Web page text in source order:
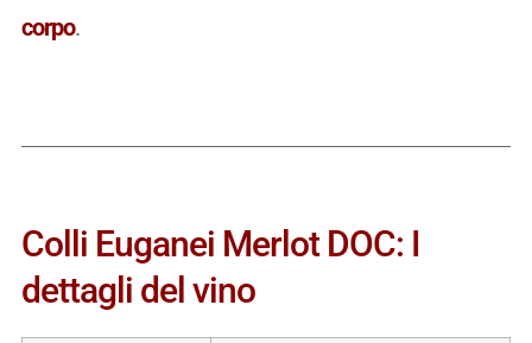
corpo.
Colli Euganei Merlot DOC: I
dettagli del vino